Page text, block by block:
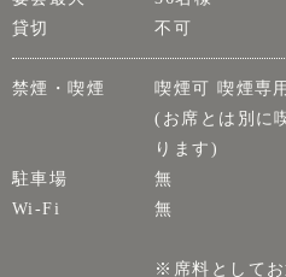
貸切
不可
禁煙・喫煙
喫煙可 喫煙専
(お席とは別に
ります)
駐車場
無
Wi-Fi
無
※席料として